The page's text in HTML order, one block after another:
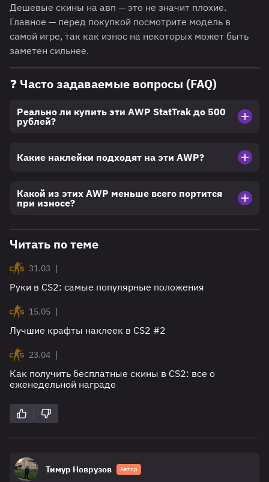
Дешевые скины на авп — это не значит плохие.
Главное — перед покупкой посмотрите модель в
самой игре, так как износ на некоторых может быть
заметен сильнее.
❓ Часто задаваемые вопросы (FAQ)
Реально ли купить эти AWP StatTrak до 500
рублей?
Какие наклейки подходят на эти AWP?
Какой из этих AWP меньше всего портится
при износе?
Читать по теме
31.03
|
Руки в CS2: самые популярные положения
15.05 |
Лучшие крафты наклеек в CS2 #2
23.04 |
Как получить бесплатные скины в CS2: все о
еженедельной награде
Тимур Новрузов Автор